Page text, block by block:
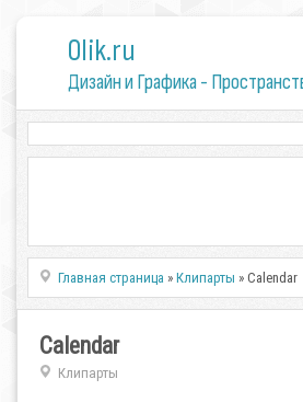
0lik.ru
Дизайн и Графика -
Главная страница »Клипарты » Calendar
Calendar
Клипарты